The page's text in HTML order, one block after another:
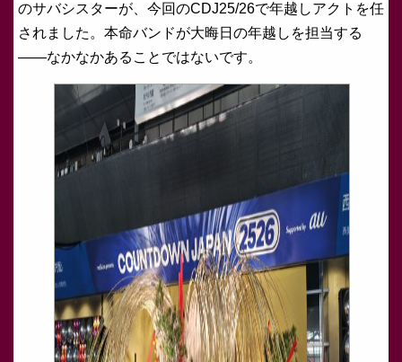
のサバシスターが、今回のCDJ25/26で年越しアクトを任
されました。本命バンドが大晦日の年越しを担当する
——なかなかあることではないです。